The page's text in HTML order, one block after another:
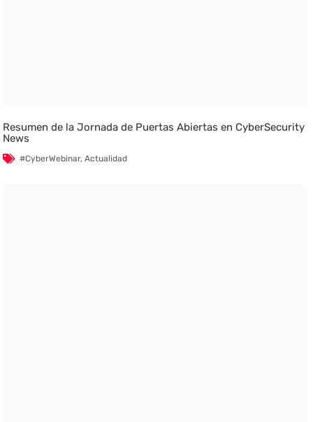
Resumen de la Jornada de Puertas Abiertas en CyberSecurity
News
#CyberWebinar,Actualidad